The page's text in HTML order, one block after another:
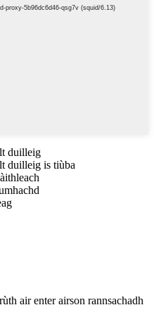
duilleig
duilleig is tiùba
air enter airson rannsachadh